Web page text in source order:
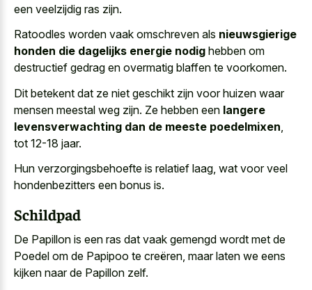
een veelzijdig ras zijn.
Ratoodles worden vaak omschreven als nieuwsgierige
honden die dagelijks energie nodig hebben om
destructief gedrag en overmatig blaffen te voorkomen.
Dit betekent dat ze niet geschikt zijn voor huizen waar
mensen meestal weg zijn. Ze hebben een langere
levensverwachting dan de meeste poedelmixen
tot 12-18 jaar.
Hun verzorgingsbehoefte is relatief laag, wat voor veel
hondenbezitters een bonus is.
Schildpad
De Papillon is een ras dat vaak gemengd wordt met de
Poedel om de Papipoo te creëren, maar laten we eens
kijken naar de Papillon zelf.